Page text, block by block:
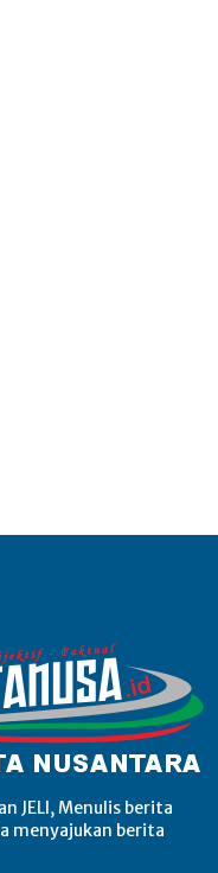
JELI, Menulis berita
menyajukan berita